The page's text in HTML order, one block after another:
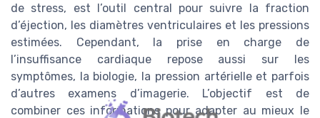
de stress, est l’outil central pour suivre la fraction
d’éjection, les diamètres ventriculaires et les pressions
estimées. Cependant, la prise en charge de
l’insuffisance cardiaque repose aussi sur les
symptômes, la biologie, la pression artérielle et parfois
d’autres examens d’imagerie. L’objectif est de
combiner ces informations pour adapter au mieux le